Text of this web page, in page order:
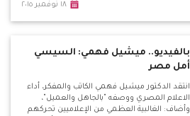
١٨ نوفمبر ٢٠١٥
بالفيديو.. ميشيل فهمي: السيسي
أمل مصر
انتقد الدكتور ميشيل فهمي الكاتب والمفكر، أداء
الاعلام المصري ووصفه "بالجاهل والعميل"،
وأضاف: الغالبية العظمي من الإعلاميين تحركهم